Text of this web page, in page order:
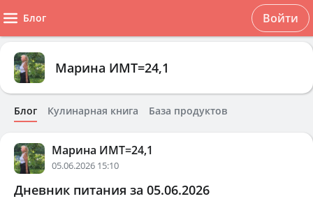
Блог Войти
Марина ИМТ=24,1
Блог Кулинарная книга База продуктов
Марина ИМТ=24,1
05.06.2026 15:10
Дневник питания за 05.06.2026